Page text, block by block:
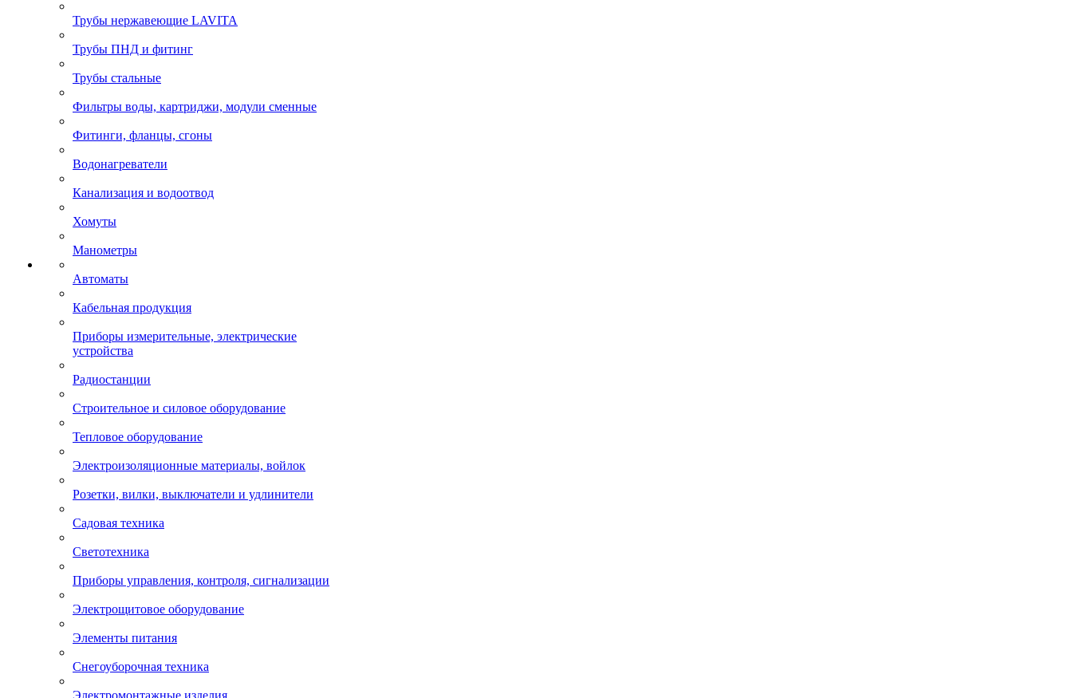
Трубы нержавеющие LAVITA
Трубы ПНД и фитинг
Трубы стальные
Фильтры воды, картриджи, модули сменные
Фитинги, фланцы, сгоны
Водонагреватели
Канализация и водоотвод
Хомуты
Манометры
Автоматы
Кабельная продукция
Приборы измерительные, электрические
устройства
Радиостанции
Строительное и силовое оборудование
Тепловое оборудование
Электроизоляционные материалы, войлок
Розетки, вилки, выключатели и удлинители
Садовая техника
Светотехника
Приборы управления, контроля, сигнализации
Электрощитовое оборудование
Элементы питания
Снегоуборочная техника
Электромонтажные изделия